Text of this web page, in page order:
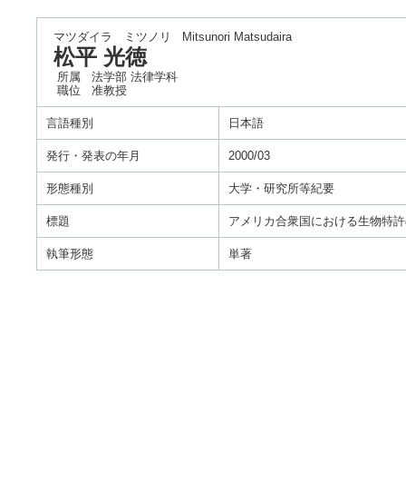
マツダイラ ミツノリ Mitsunori Matsudaira
松平 光徳
所属
法学部 法律学科
職位
准教授
言語種別 日本語
発行・発表の年月 2000/03
形態種別 大学・研究所等紀要
標題 アメリカ合衆国における生物特
執筆形態 単著